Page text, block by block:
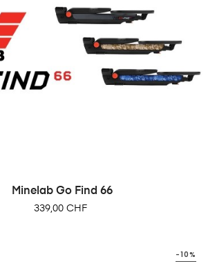
Minelab Go Find 66
Prix
339,00 CHF
-10%